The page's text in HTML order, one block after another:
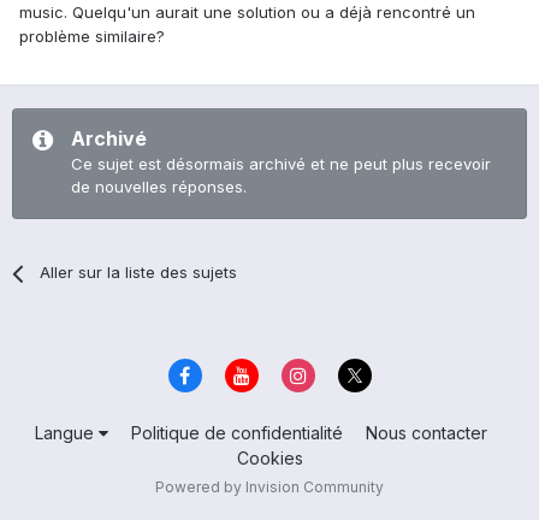
music. Quelqu'un aurait une solution ou a déjà rencontré un
problème similaire?
Archivé
Ce sujet est désormais archivé et ne peut plus recevoir
de nouvelles réponses.
Aller sur la liste des sujets
Langue Politique de confidentialité
Nous contacter
Cookies
Powered by Invision Community